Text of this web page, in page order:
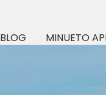
BLOG MINUETO